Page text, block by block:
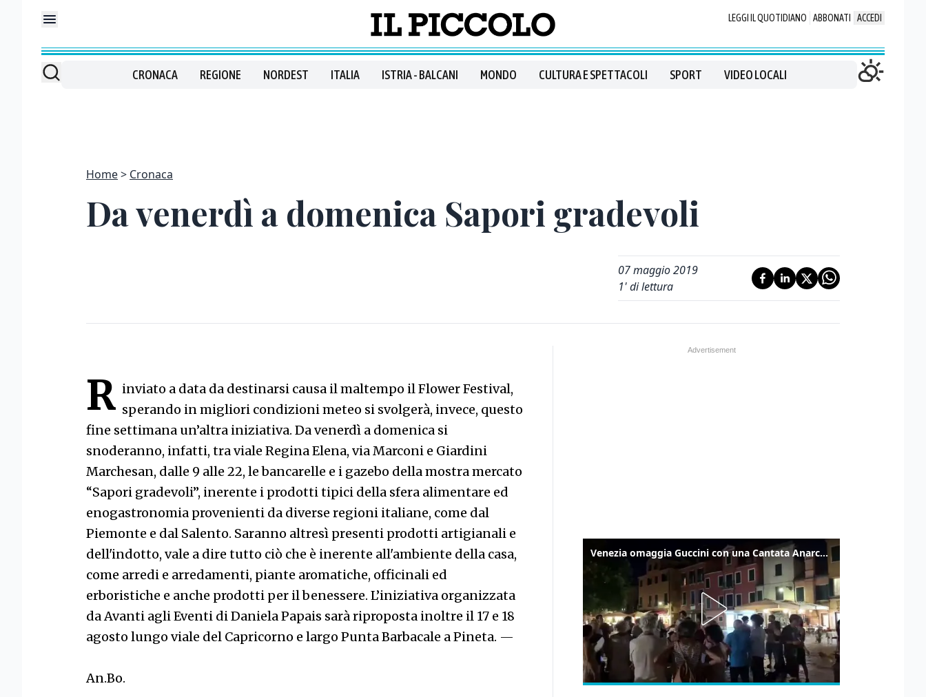
LEGGI IL QUOTIDIANO ABBONATI ACCEDI
CRONACA REGIONE NORDEST ITALIA ISTRIA - BALCANI MONDO CULTURA E SPETTACOLI SPORT VIDEO LOCALI
Home Cronaca
Da venerdì a domenica Sapori gradevoli
07 maggio 2019
1' di lettura
R inviato a data da destinarsi causa il maltempo il Flower Festival,
sperando in migliori condizioni meteo si svolgerà, invece, questo
fine settimana un’altra iniziativa. Da venerdì a domenica si
snoderanno, infatti, tra viale Regina Elena, via Marconi e Giardini
Marchesan, dalle 9 alle 22, le bancarelle e i gazebo della mostra mercato
“Sapori gradevoli”, inerente i prodotti tipici della sfera alimentare ed
enogastronomia provenienti da diverse regioni italiane, come dal
Piemonte e dal Salento. Saranno altresì presenti prodotti artigianali e
dell'indotto, vale a dire tutto ciò che è inerente all'ambiente della casa,
come arredi e arredamenti, piante aromatiche, officinali ed
erboristiche e anche prodotti per il benessere. L’iniziativa organizzata
da Avanti agli Eventi di Daniela Papais sarà riproposta inoltre il 17 e 18
agosto lungo viale del Capricorno e largo Punta Barbacale a Pineta. —
An.Bo.
Venezia omaggia Guccini con una Cantata Anarchica in campo Santa Margherita